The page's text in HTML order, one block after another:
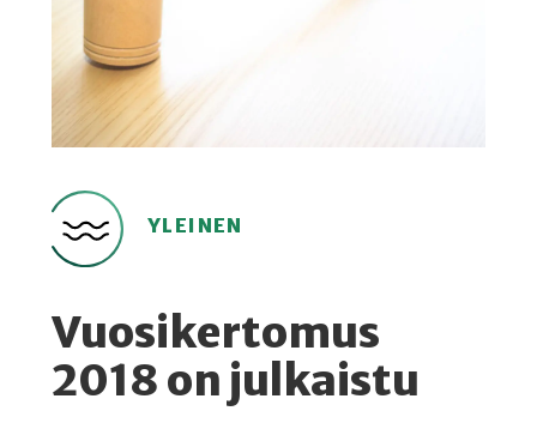
YLEINEN
Vuosikertomus
2018 on julkaistu